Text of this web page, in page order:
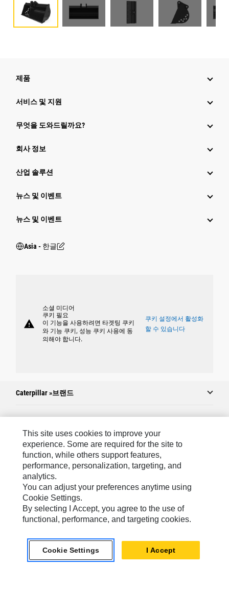
제품
서비스 및 지원
무엇을 도와드릴까요?
회사 정보
산업 솔루션
뉴스 및 이벤트
뉴스 및 이벤트
Asia - 한글
warning
소셜 미디어
쿠키 필요
이 기능을 사용하려면 타겟팅 쿠키
와 기능 쿠키, 성능 쿠키 사용에 동
의해야 합니다.
쿠키 설정에서 활성화
할 수 있습니다
Caterpillar »브랜드
Caterpillar.com
Caterpillar에 문의
내 마케팅 기본 설정
사이트 맵
Cookie Settings
법적 고지
위치정보 이용약관
This site uses cookies to improve your
experience. Some are required for the site to
function, while others support features,
performance, personalization, targeting, and
analytics.
You can adjust your preferences anytime using
Cookie Settings.
By selecting I Accept, you agree to the use of
functional, performance, and targeting cookies.
Cookie Settings I Accept